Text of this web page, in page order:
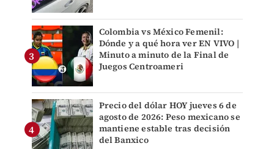
Colombia vs México Femenil:
Dónde y a qué hora ver EN VIVO |
Minuto a minuto de la Final de
Juegos Centroameri
Precio del dólar HOY jueves 6 de
agosto de 2026: Peso mexicano se
mantiene estable tras decisión
del Banxico